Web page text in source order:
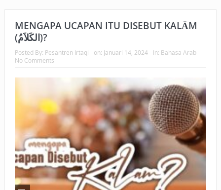
MENGAPA UCAPAN ITU DISEBUT KALĀM
(الكَلاَمُ)?
Posted By: Pesantren Irtaqi on: Januari 14, 2024 In: Bahasa Arab
No Comments